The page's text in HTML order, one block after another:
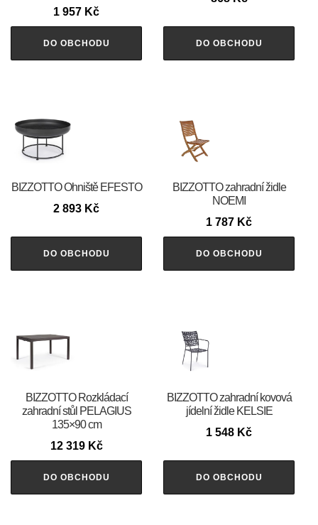
1 957 Kč
DO OBCHODU DO OBCHODU
BIZZOTTO Ohniště EFESTO
2 893 Kč
DO OBCHODU
BIZZOTTO zahradní židle
NOEMI
1 787 Kč
DO OBCHODU
BIZZOTTO Rozkládací
zahradní stůl PELAGIUS
135×90 cm
12 319 Kč
DO OBCHODU
BIZZOTTO zahradní kovová
jídelní židle KELSIE
1 548 Kč
DO OBCHODU